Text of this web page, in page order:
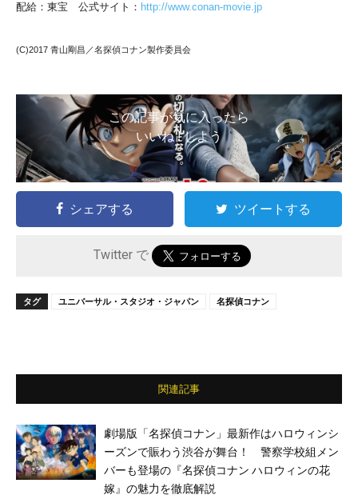
配給：東宝 公式サイト： http://www.conan-movie.jp
(C)2017 青山剛昌／名探偵コナン製作委員会
この記事が気に入ったら
いいね ! しよう
シェアする ツイートする
Twitter で
タグ ユニバーサル・スタジオ・ジャパン 名探偵コナン
関連記事
劇場版「名探偵コナン」最新作はハロウィンシ
ーズンで賑わう渋谷が舞台！ 警察学校組メン
バーも登場の『名探偵コナン ハロウィンの花
嫁』の魅力を徹底解説